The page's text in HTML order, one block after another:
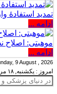
تمدید استفادۀ
ادامه ...
موهبتی: اصلاح
ادامه ...
9 August , 2026
امروز : یکشنبه, ۱۸ مرداد , ۱۴۰۵